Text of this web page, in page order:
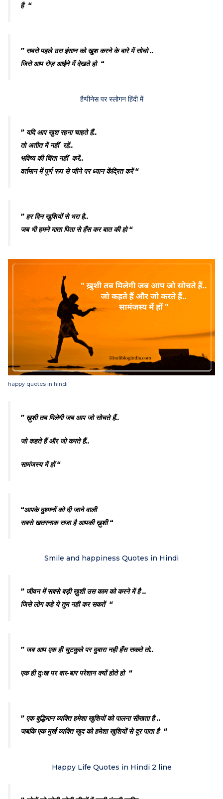
है “
” सबसे पहले उस इंसान को खुश करने के बारे में सोचो ..
जिसे आप रोज़ आईने में देखते हो “
हैप्पीनेस पर स्लोगन हिंदी में
” यदि आप खुश रहना चाहते हैं..
तो अतीत में नहीं रहें..
भविष्य की चिंता नहीं करें..
वर्तमान में पूर्ण रूप से जीने पर ध्यान केंद्रित करें “
” हर दिन खुशियों से भरा है..
जब भी हमने माता पिता से हँस कर बात की हो “
happy quotes in hindi
” ख़ुशी तब मिलेगी जब आप जो सोचते हैं..
जो कहते हैं और जो करते हैं..
सामंजस्य में हों “
“आपके दुश्मनों को दी जाने वाली
सबसे खतरनाक सजा है आपकी ख़ुशी “
Smile and happiness Quotes in Hindi
” जीवन में सबसे बड़ी ख़ुशी उस काम को करने में है ..
जिसे लोग कहे ये तुम नही कर सकतें “
” जब आप एक ही चुटकुले पर दुबारा नही हँस सकतेतो..
एक ही दुःख पर बार-बार परेशान क्यों होते हो “
” एक बुद्धिमान व्यक्ति हमेशा खुशियों को पालना सीखता है ..
जबकि एक मुर्ख व्यक्ति खुद को हमेशा खुशियों से दूर पाता है “
Happy Life Quotes in Hindi 2 line